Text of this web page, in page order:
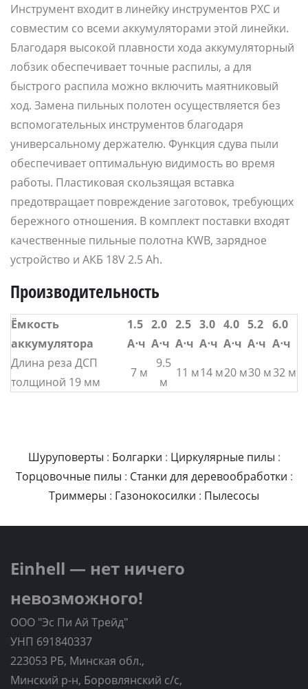
Инструмент входит в линейку инструментов PXC и
совместим со всеми аккумуляторами этой линейки.
Благодаря высокой плавности хода аккумуляторный
лобзик обеспечивает точные распилы, а для
быстрого распила можно включить маятниковый
ход. Замена пильных полотен осуществляется без
вспомогательных инструментов благодаря
универсальному держателю. Функция сдува пыли
обеспечивает оптимальную видимость во время
работы. Пластиковая скользящая вставка
предотвращает повреждение заготовок, требующих
бережного отношения. В комплект поставки входят
качественные пильные полотна KWB, зарядное
устройство и АКБ 18V 2.5 Ah.
Производительность
Ёмкость
аккумулятора
1.5
А⋅ч
2.0
А⋅ч
2.5
А⋅ч
3.0
А⋅ч
4.0
А⋅ч
5.2
А⋅ч
6.0
А⋅ч
Длина реза ДСП
толщиной 19 мм
7 м
9.5
м
11 м14 м20 м30 м32 м
Шуруповерты : Болгарки : Циркулярные пилы :
Торцовочные пилы : Станки для деревообработки :
Триммеры : Газонокосилки : Пылесосы
Einhell — нет ничего
невозможного!
ООО "Эс Пи Ай Трейд"
УНП 691840337
223053 РБ, Минская обл.,
Минский р-н, Боровлянский с/с,